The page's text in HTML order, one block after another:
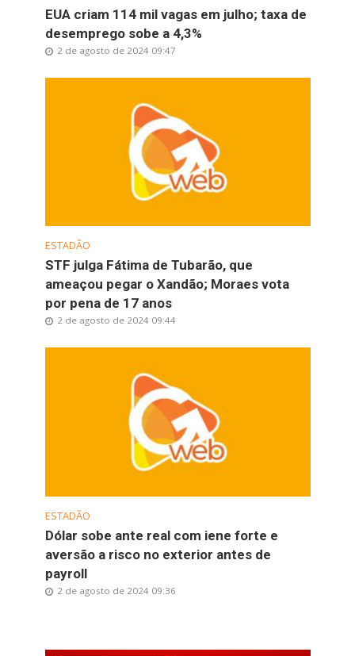
EUA criam 114 mil vagas em julho; taxa de
desemprego sobe a 4,3%
2 de agosto de 2024 09:47
ESTADÃO
STF julga Fátima de Tubarão, que
ameaçou pegar o Xandão; Moraes vota
por pena de 17 anos
2 de agosto de 2024 09:44
ESTADÃO
Dólar sobe ante real com iene forte e
aversão a risco no exterior antes de
payroll
2 de agosto de 2024 09:36